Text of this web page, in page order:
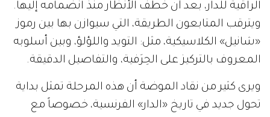
الراقية للدار، بعد أن خطف الأنظار منذ انضمامه إليها.
ويترقب المتابعون الطريقة، التي سيوازن بها بين رموز
«شانيل» الكلاسيكية، مثل: التويد واللؤلؤ، وبين أسلوبه
المعروف بالتركيز على الحِرَفية، والتفاصيل الدقيقة.
ويرى كثير من نقاد الموضة أن هذه المرحلة تمثل بداية
تحول جديد في تاريخ «الدار» الفرنسية، خصوصاً مع